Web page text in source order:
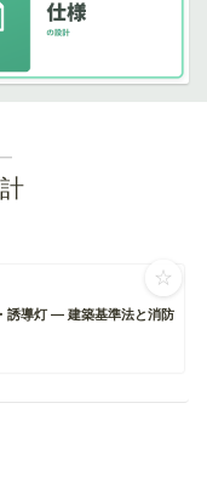
誘導灯 ― 建築基準法と消防
☆